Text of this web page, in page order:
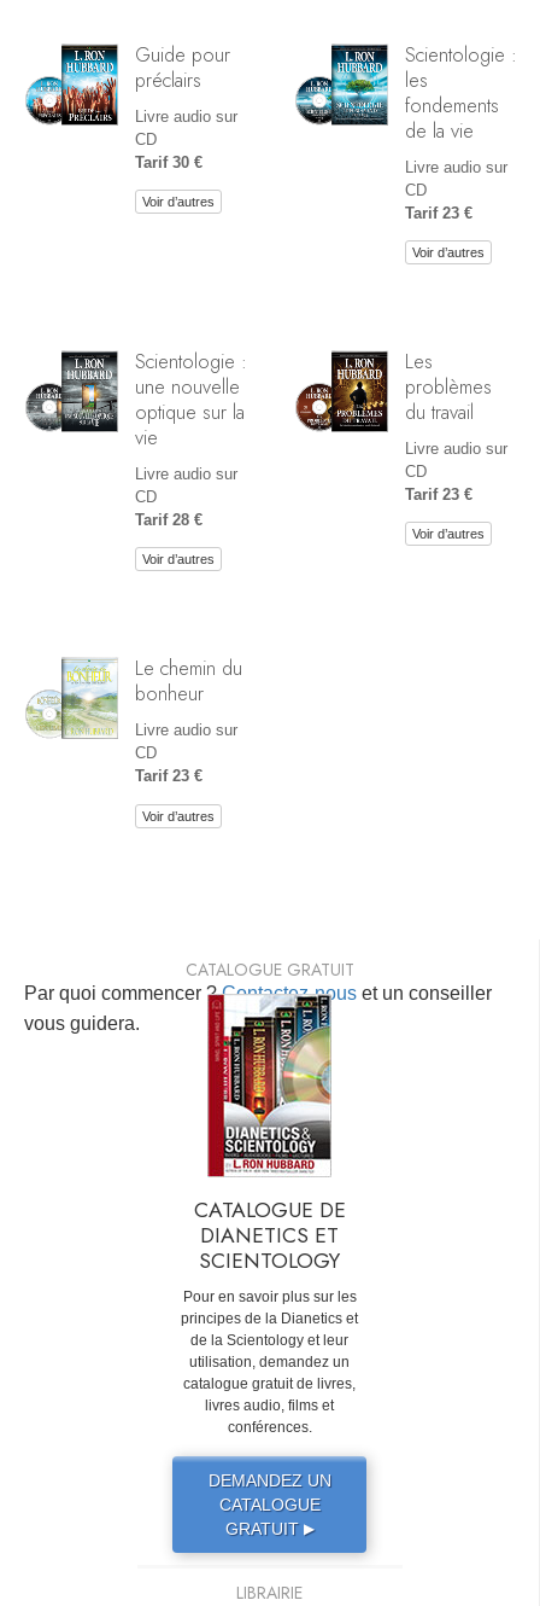
Guide pour
préclairs
Livre audio sur
CD
Tarif 30 €
Voir d’autres
Scientologie :
les
fondements
de la vie
Livre audio sur
CD
Tarif 23 €
Voir d’autres
Scientologie :
une nouvelle
optique sur la
vie
Livre audio sur
CD
Tarif 28 €
Voir d’autres
Les
problèmes
du travail
Livre audio sur
CD
Tarif 23 €
Voir d’autres
Le chemin du
bonheur
Livre audio sur
CD
Tarif 23 €
Voir d’autres
Par quoi commencer ?Contactez-nous et un conseiller
vous guidera.
CATALOGUE GRATUIT
CATALOGUE DE
DIANETICS ET
SCIENTOLOGY
Pour en savoir plus sur les
principes de la Dianetics et
de la Scientology et leur
utilisation, demandez un
catalogue gratuit de livres,
livres audio, films et
conférences.
DEMANDEZ UN
CATALOGUE
GRATUIT ▶
LIBRAIRIE